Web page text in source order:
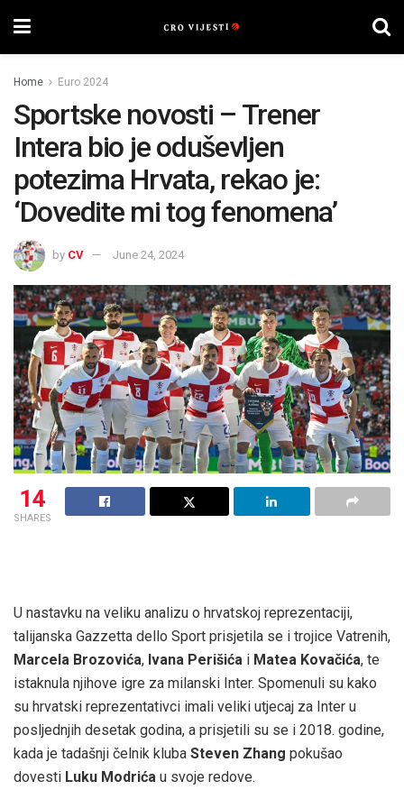
Home Euro 2024
Sportske novosti – Trener
Intera bio je oduševljen
potezima Hrvata, rekao je:
‘Dovedite mi tog fenomena’
by CV June 24, 2024
14
SHARES
U nastavku na veliku analizu o hrvatskoj reprezentaciji,
talijanska Gazzetta dello Sport prisjetila se i trojice Vatrenih,
Marcela Brozovića, Ivana Perišića i Matea Kovačića, te
istaknula njihove igre za milanski Inter. Spomenuli su kako
su hrvatski reprezentativci imali veliki utjecaj za Inter u
posljednjih desetak godina, a prisjetili su se i 2018. godine,
kada je tadašnji čelnik kluba Steven Zhang pokušao
dovesti Luku Modrića u svoje redove.